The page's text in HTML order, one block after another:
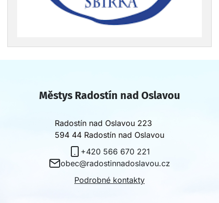
Městys Radostín nad Oslavou
obec@radostinnadoslavou.cz
+420 566 670 221
Radostín nad Oslavou 223
594 44 Radostín nad Oslavou
Podrobné kontakty